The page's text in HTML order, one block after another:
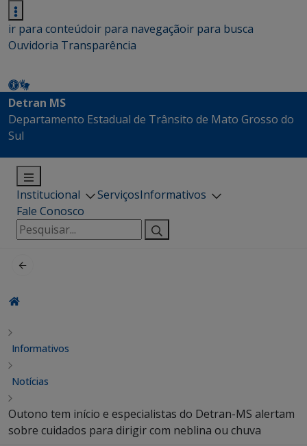
ir para conteúdoir para navegaçãoir para busca
Ouvidoria Transparência
Detran MS
Departamento Estadual de Trânsito de Mato Grosso do
Sul
Institucional ServiçosInformativos
Fale Conosco
Pesquisar
por:
Informativos
Notícias
Outono tem início e especialistas do Detran-MS alertam
sobre cuidados para dirigir com neblina ou chuva